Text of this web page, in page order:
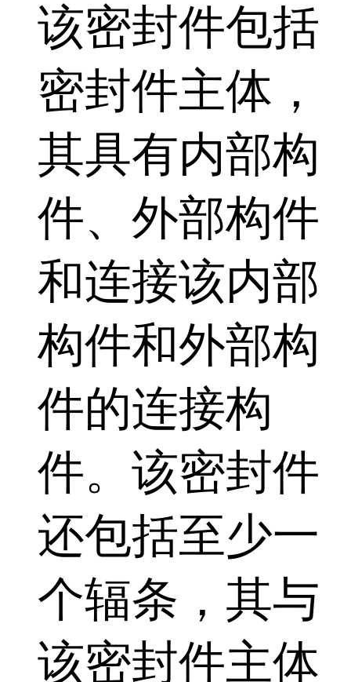
该密封件包括
密封件主体，
其具有内部构
件、外部构件
和连接该内部
构件和外部构
件的连接构
件。该密封件
还包括至少一
个辐条，其与
该密封件主体